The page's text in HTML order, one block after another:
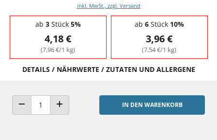
inkl. MwSt., zzgl. Versand
Staffelpreise - Mengenrabatt
ab 3Stück 5%
4,18 €
(7,96 €/1 kg)
ab 6Stück 10%
3,96 €
(7,54 €/1 kg)
DETAILS / NÄHRWERTE / ZUTATEN UND ALLERGENE
ANZAHL VERRINGERNANZAHL ERHÖHEN
IN DEN WARENKORB